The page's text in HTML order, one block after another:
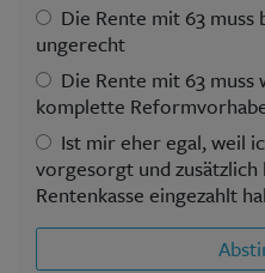
Die Rente mit 63 muss
ungerecht
Die Rente mit 63
komplette
Ist mir eher egal, weil
vorgesorgt und zusätzlich
Rentenkasse eingezahlt